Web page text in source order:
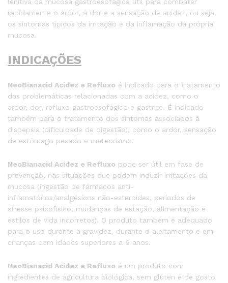
rapidamente o ardor, a dor e a sensação de acidez, ou seja,
os sintomas típicos da irritação e da inflamação da própria
mucosa.
INDICAÇÕES
NeoBianacid Acidez e Refluxo é indicado para o tratamento
das problemáticas relacionadas com a acidez, como o
ardor, dor, refluxo gastroesofágico e gastrite. É indicado
também para o tratamento dos sintomas associados à
dispepsia (dificuldade de digestão), como o ardor, sensação
de estômago pesado e meteorismo.
NeoBianacid Acidez e Refluxo pode ser útil em fase de
prevenção, nas situações que podem induzir irritações da
mucosa (ingestão de fármacos anti-
inflamatórios/analgésicos não-esteroides, períodos de
stresse psicofísico, mudanças de estação, alimentação e
estilos de vida incorretos). O produto também é adequado
para o uso durante a gravidez, durante o aleitamento e em
crianças com idades superiores a 6 anos.
NeoBianacid Acidez e Refluxo é um produto com
ingredientes de agricultura biológica, sem glúten e de gosto